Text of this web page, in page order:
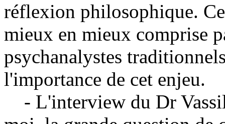
réflexion philosophique.
mieux en mieux comprise
psychanalystes
l'importance de cet enjeu.
- L'interview du Dr